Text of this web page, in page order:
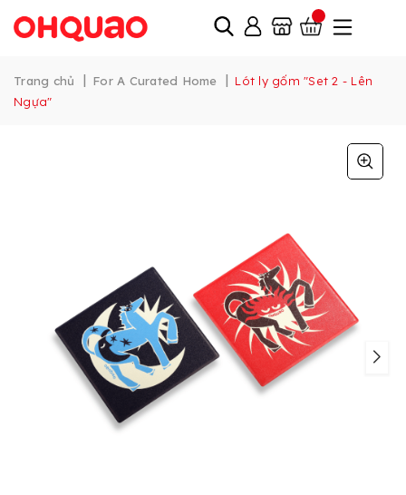
Trang chủ | For A Curated Home | Lót ly gốm "Set 2 - Lên
Ngựa"